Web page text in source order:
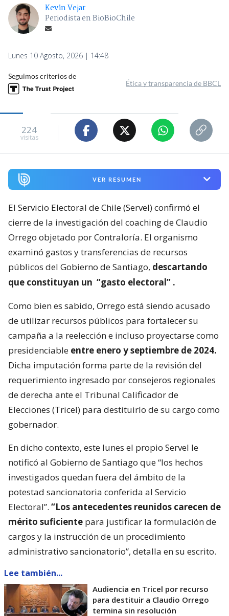
Kevin Vejar
Periodista en BioBioChile
Lunes 10 Agosto, 2026 | 14:48
Seguimos criterios de
Ética y transparencia de BBCL
224
visitas
VER RESUMEN
El Servicio Electoral de Chile (Servel) confirmó el
cierre de la investigación del coaching de Claudio
Orrego objetado por Contraloría. El organismo
examinó gastos y transferencias de recursos
públicos del Gobierno de Santiago, descartando
que constituyan un “gasto electoral” .
Como bien es sabido, Orrego está siendo acusado
de utilizar recursos públicos para fortalecer su
campaña a la reelección e incluso proyectarse como
presidenciable entre enero y septiembre de 2024.
Dicha imputación forma parte de la revisión del
requerimiento ingresado por consejeros regionales
de derecha ante el Tribunal Calificador de
Elecciones (Tricel) para destituirlo de su cargo como
gobernador.
En dicho contexto, este lunes el propio Servel le
notificó al Gobierno de Santiago que “los hechos
investigados quedan fuera del ámbito de la
potestad sancionatoria conferida al Servicio
Electoral”. “Los antecedentes reunidos carecen de
mérito suficiente para justificar la formulación de
cargos y la instrucción de un procedimiento
administrativo sancionatorio”, detalla en su escrito.
Lee también...
Audiencia en Tricel por recurso
para destituir a Claudio Orrego
termina sin resolución